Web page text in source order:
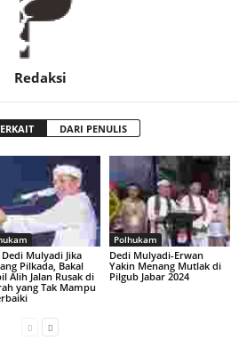
Redaksi
DARI PENULIS
Dedi Mulyadi Jika
Pilkada, Bakal
Alih Jalan Rusak di
yang Tak Mampu
Polhukam
Dedi Mulyadi-Erwan
Yakin Menang Mutlak di
Pilgub Jabar 2024